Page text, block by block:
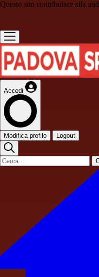
Questo sito contribuisce alla
Accedi
Modifica profilo Logout